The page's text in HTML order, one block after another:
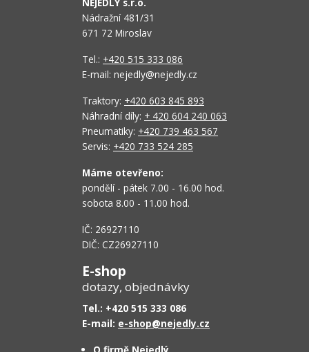
Nádražní 481/31
671 72 Miroslav
Tel.: +420 515 333 086
E-mail: nejedly@nejedly.cz
Traktory: +420 603 845 893
Náhradní díly: + 420 604 240 063
Pneumatiky: +420 739 463 567
Servis: +420 733 524 285
Máme otevřeno:
pondělí - pátek 7.00 - 16.00 hod.
sobota 8.00 - 11.00 hod.
IČ: 26927110
DIČ: CZ26927110
E-shop
dotazy, objednávky
Tel.: +420 515 333 086
E-mail: e-shop@nejedly.cz